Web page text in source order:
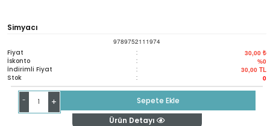
Simyacı
9789752111974
Fiyat : 30,00 ₺
İskonto : %0
İndirimli Fiyat : 30,00 TL
Stok : 0
- +
Sepete Ekle
Ürün Detayı